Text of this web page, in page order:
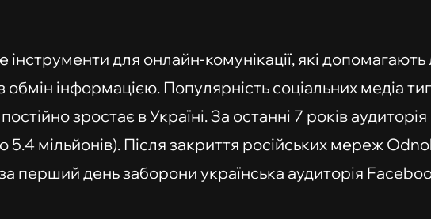
інструменти для онлайн-комунікації, які
інформацією. Популярність соціальних медіа
зростає в Україні. За останні 7 років
5.4 мільйонів). Після закриття російських мереж
перший день заборони українська аудиторія